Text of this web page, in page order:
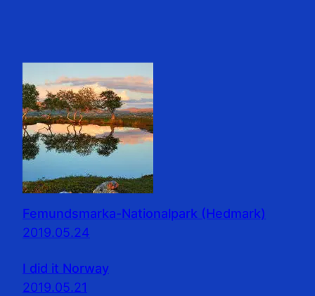
Femundsmarka-Nationalpark (Hedmark)
2019.05.24
I did it Norway
2019.05.21